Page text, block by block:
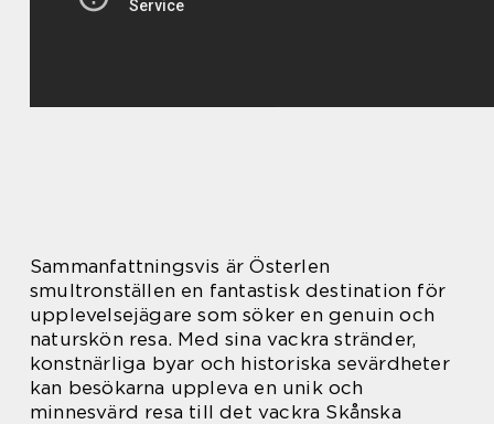
Sammanfattningsvis är Österlen
smultronställen en fantastisk destination för
upplevelsejägare som söker en genuin och
naturskön resa. Med sina vackra stränder,
konstnärliga byar och historiska sevärdheter
kan besökarna uppleva en unik och
minnesvärd resa till det vackra Skånska